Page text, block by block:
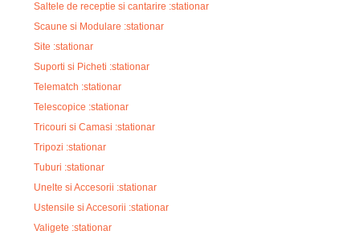
Saltele de receptie si cantarire :stationar
Scaune si Modulare :stationar
Site :stationar
Suporti si Picheti :stationar
Telematch :stationar
Telescopice :stationar
Tricouri si Camasi :stationar
Tripozi :stationar
Tuburi :stationar
Unelte si Accesorii :stationar
Ustensile si Accesorii :stationar
Valigete :stationar